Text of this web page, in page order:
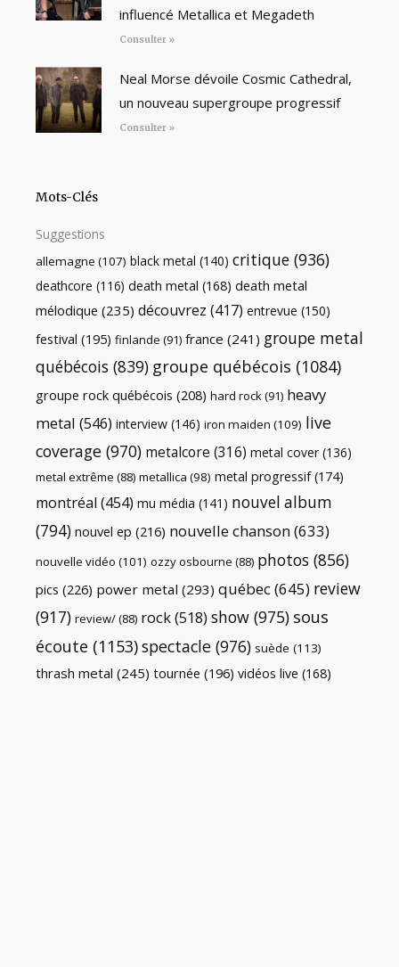
influencé Metallica et Megadeth
Consulter »
Neal Morse dévoile Cosmic Cathedral,
un nouveau supergroupe progressif
Consulter »
Mots-Clés
Suggestions
allemagne (107) black metal (140) critique (936)
deathcore (116) death metal (168) death metal
mélodique (235) découvrez (417) entrevue (150)
festival (195) finlande (91) france (241) groupe metal
québécois (839) groupe québécois (1084)
groupe rock québécois (208) hard rock(91) heavy
metal (546) interview (146) iron maiden (109) live
coverage (970) metalcore (316) metal cover (136)
metal extrême (88) metallica (98) metal progressif(174)
montréal (454) mu média (141) nouvel album
(794) nouvel ep (216) nouvelle chanson(633)
nouvelle vidéo (101) ozzy osbourne (88) photos (856)
pics (226) power metal (293) québec(645) review
(917) review/(88) rock(518) show (975) sous
écoute (1153)spectacle (976) suède (113)
thrash metal (245) tournée (196) vidéos live (168)